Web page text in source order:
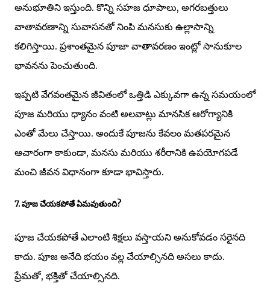
అనుభూతిని ఇస్తుంది. కొన్ని సహజ ధూపాలు, అగరబత్తులు
వాతావరణాన్ని సువాసనతో నింపి మనసుకు ఉల్లాసాన్ని
కలిగిస్తాయి. ప్రశాంతమైన పూజా వాతావరణం ఇంట్లో సానుకూల
భావనను పెంచుతుంది.
ఇప్పటి వేగవంతమైన జీవితంలో ఒత్తిడి ఎక్కువగా ఉన్న సమయంలో
పూజ మరియు ధ్యానం వంటి అలవాట్లు మానసిక ఆరోగ్యానికి
ఎంతో మేలు చేస్తాయి. అందుకే పూజను కేవలం మతపరమైన
ఆచారంగా కాకుండా, మనసు మరియు శరీరానికి ఉపయోగపడే
మంచి జీవన విధానంగా కూడా భావిస్తారు.
7. పూజ చేయకపోతే ఏమవుతుంది?
పూజ చేయకపోతే ఎలాంటి శిక్షలు వస్తాయని అనుకోవడం సరైనది
కాదు. పూజ అనేది భయం వల్ల చేయాల్సినది అసలు కాదు.
ప్రేమతో, భక్తితో చేయాల్సినది.